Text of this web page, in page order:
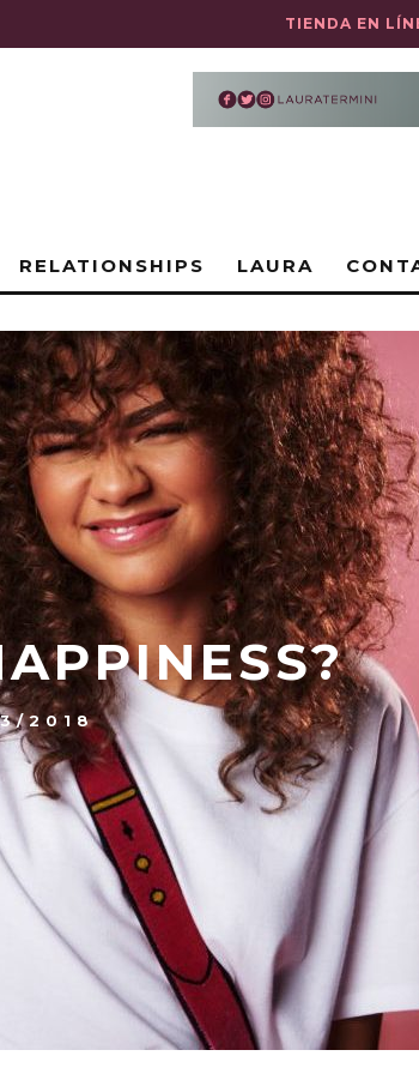
TIENDA EN
RELATIONSHIPS LAURA
2018